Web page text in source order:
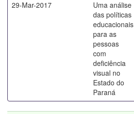
29-Mar-2017
Uma análise
das políticas
educacionais
para as
pessoas
com
deficiência
visual no
Estado do
Paraná